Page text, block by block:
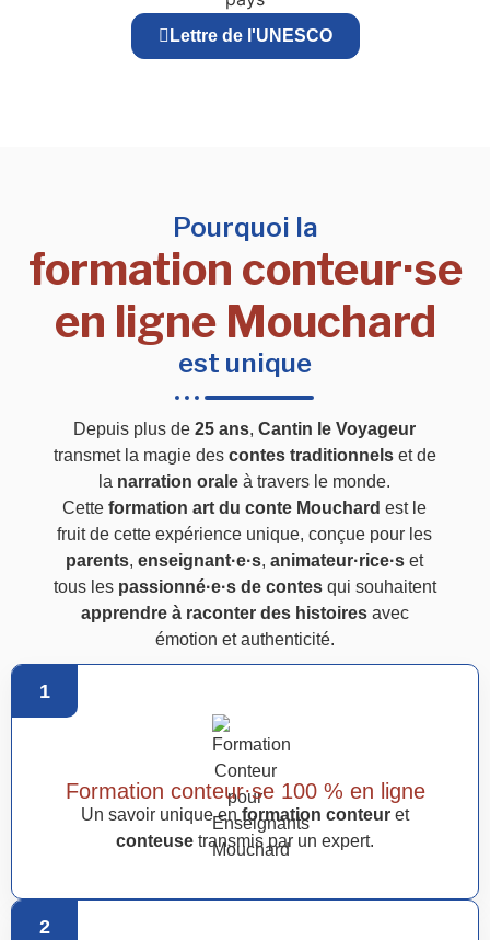
Lettre de l'UNESCO
Pourquoi la
formation conteur·se
en ligne Mouchard
est unique
Depuis plus de25 ans,Cantin le Voyageur
transmet la magie des contes traditionnelset de
la narration orale à travers le monde.
Cetteformation art du conte Mouchard est le
fruit de cette expérience unique, conçue pour les
parents,enseignant·e·s,animateur·rice·s et
tous les passionné·e·s de contesqui souhaitent
apprendre à raconter des histoiresavec
émotion et authenticité.
1
Formation conteur·se 100 % en ligne
Un savoir unique en formation conteur et
conteuse transmis par un expert.
2